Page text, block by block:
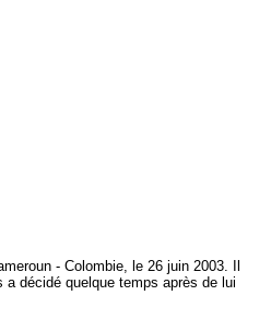
- Colombie, le 26 juin 2003. Il
décidé quelque temps après de lui